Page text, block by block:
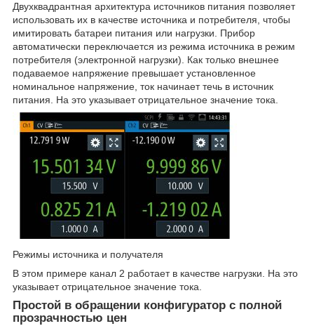
Двухквадрантная архитектура источников питания позволяет
использовать их в качестве источника и потребителя, чтобы
имитировать батареи питания или нагрузки. Прибор
автоматически переключается из режима источника в режим
потребителя (электронной нагрузки). Как только внешнее
подаваемое напряжение превышает установленное
номинальное напряжение, ток начинает течь в источник
питания. На это указывает отрицательное значение тока.
Режимы источника и получателя
В этом примере канал 2 работает в качестве нагрузки. На это
указывает отрицательное значение тока.
Простой в обращении конфигуратор с полной
прозрачностью цен